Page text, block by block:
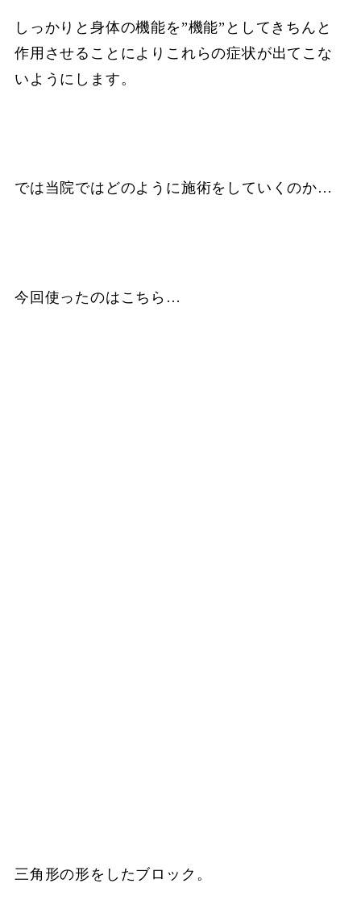
しっかりと身体の機能を”機能”としてきちんと
作用させることによりこれらの症状が出てこな
いようにします。
では当院ではどのように施術をしていくのか…
今回使ったのはこちら…
三角形の形をしたブロック。